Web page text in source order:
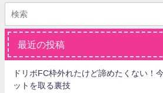
最近の投稿
ドリボFC枠外れたけど諦めたくない！
ットを取る裏技